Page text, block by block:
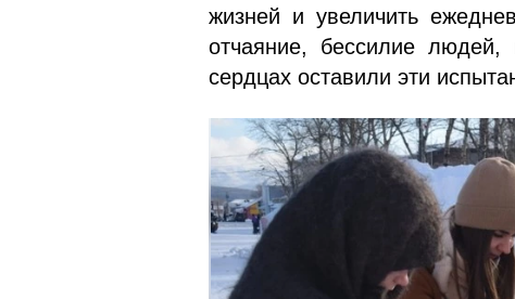
жизней и увеличить
отча­яние, бессилие
сердцах оставили эти